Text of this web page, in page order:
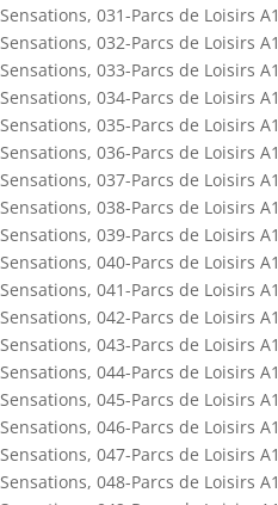
Sensations, 031-Parcs de Loisirs A1
Sensations, 032-Parcs de Loisirs A1
Sensations, 033-Parcs de Loisirs A1
Sensations, 034-Parcs de Loisirs A1
Sensations, 035-Parcs de Loisirs A1
Sensations, 036-Parcs de Loisirs A1
Sensations, 037-Parcs de Loisirs A1
Sensations, 038-Parcs de Loisirs A1
Sensations, 039-Parcs de Loisirs A1
Sensations, 040-Parcs de Loisirs A1
Sensations, 041-Parcs de Loisirs A1
Sensations, 042-Parcs de Loisirs A1
Sensations, 043-Parcs de Loisirs A1
Sensations, 044-Parcs de Loisirs A1
Sensations, 045-Parcs de Loisirs A1
Sensations, 046-Parcs de Loisirs A1
Sensations, 047-Parcs de Loisirs A1
Sensations, 048-Parcs de Loisirs A1